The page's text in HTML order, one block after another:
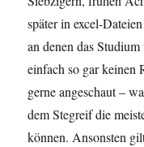
später in excel-
an denen das
einfach so gar keinen
gerne angeschaut –
dem Stegreif die
können. Ansonsten